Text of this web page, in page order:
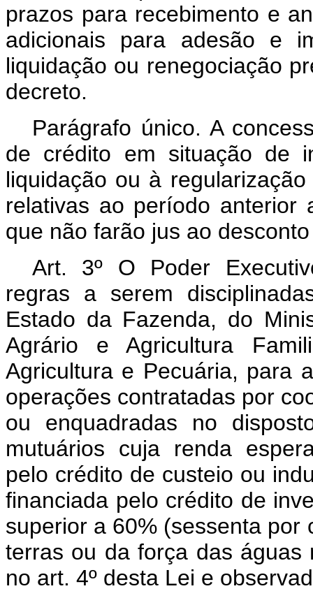
prazos para recebimento e
adicionais para adesão e
liquidação ou renegociação
decreto.
Parágrafo único. A
de crédito em situação de
liquidação ou à
relativas ao período anterior
que não farão jus ao
Art. 3º O Poder
regras a serem
Estado da Fazenda, do
Agrário e Agricultura
Agricultura e Pecuária, para
operações contratadas por
ou enquadradas no
mutuários cuja renda
pelo crédito de custeio ou
financiada pelo crédito de
superior a 60% (sessenta por
terras ou da força das águas
no art. 4º desta Lei e